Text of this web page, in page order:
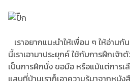
เราอยากแนะนำให้เพื่อน ๆ ให้อ่านกั
นี้เราเอามาประยุกค์ ใช้กับการฝึกเจ้า
เป็นการฝึกนั่ง ขอมือ หรือแม้แต่การเ
แสบที่บ้านเราก็เอาความรู้มาจากหนั